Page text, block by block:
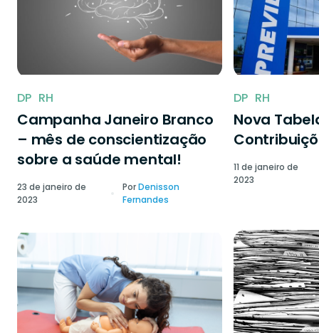
DP RH
Campanha Janeiro Branco
– mês de conscientização
sobre a saúde mental!
23 de janeiro de
2023
PorDenisson
Fernandes
DP RH
Nova
11 de janeiro de
2023